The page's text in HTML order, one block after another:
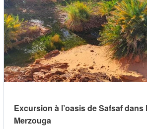
Excursion à l’oasis de Safsaf dans
Merzouga